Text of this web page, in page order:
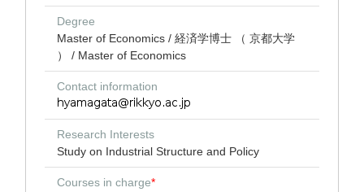
Degree
Master of Economics / 経済学博士 （ 京都大学
） / Master of Economics
Contact information
Research Interests
Study on Industrial Structure and Policy
Courses in charge*